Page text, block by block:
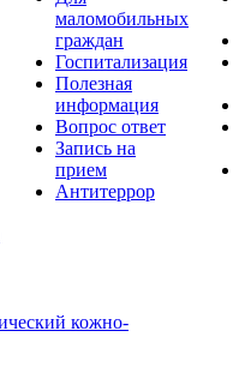
маломобильных
граждан
Госпитализация
Полезная
информация
Вопрос ответ
Запись на
прием
Антитеррор